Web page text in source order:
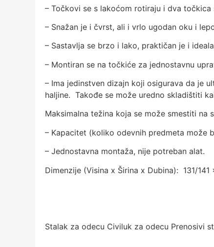
– Točkovi se s lakoćom rotiraju i dva
– Snažan je i čvrst, ali i vrlo ugodan oku i
– Sastavlja se brzo i lako, praktičan je i
– Montiran se na točkiće za jednostavnu
– Ima jedinstven dizajn koji osigurava da je
haljine. Takođe se može uredno skladištiti
Maksimalna težina koja se može smestiti na
– Kapacitet (koliko odevnih predmeta može
– Jednostavna montaža, nije potreban alat.
Dimenzije (Visina x Širina x Dubina): 131/
Stalak za odecu Civiluk za odecu Prenosivi